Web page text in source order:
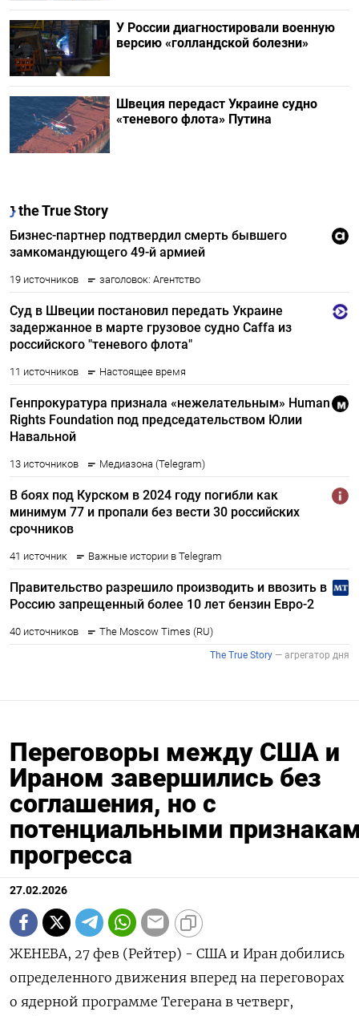
У России диагностировали военную
версию «голландской болезни»
Швеция передаст Украине судно
«теневого флота» Путина
Переговоры между США и
Ираном завершились без
соглашения, но с
потенциальными
прогресса
27.02.2026
ЖЕНЕВА, 27 фев (Рейтер) - США и Иран добились
определенного движения вперед на переговорах
о ядерной ‌программе Тегерана в четверг,